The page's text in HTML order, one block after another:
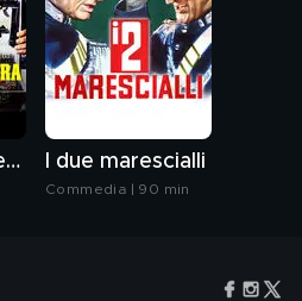
Finché c'è guerra c'è speranza I due marescialli
Commedia | 90 min